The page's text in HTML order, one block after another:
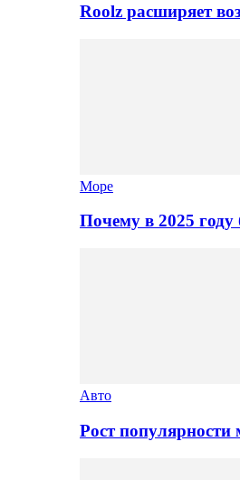
Roolz расширяет
Море
Почему в 2025
Авто
Рост